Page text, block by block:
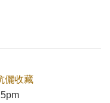
儷收藏